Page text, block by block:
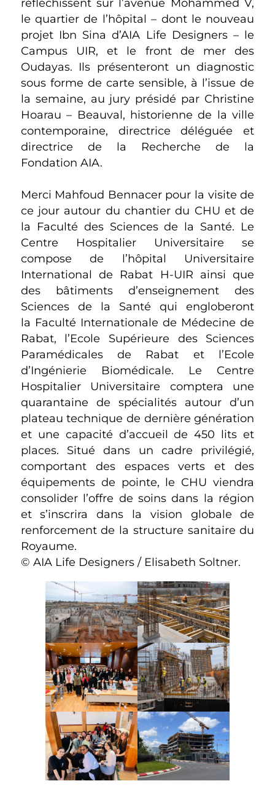
réfléchissent sur l’avenue Mohammed V,
le quartier de l’hôpital – dont le nouveau
projet Ibn Sina d’AIA Life Designers – le
Campus UIR, et le front de mer des
Oudayas. Ils présenteront un diagnostic
sous forme de carte sensible, à l’issue de
la semaine, au jury présidé par Christine
Hoarau – Beauval, historienne de la ville
contemporaine, directrice déléguée et
directrice de la Recherche de la
Fondation AIA.
Merci Mahfoud Bennacer pour la visite de
ce jour autour du chantier du CHU et de
la Faculté des Sciences de la Santé. Le
Centre Hospitalier Universitaire se
compose de l’hôpital Universitaire
International de Rabat H-UIR ainsi que
des bâtiments d’enseignement des
Sciences de la Santé qui engloberont
la Faculté Internationale de Médecine de
Rabat, l’Ecole Supérieure des Sciences
Paramédicales de Rabat et l’Ecole
d’Ingénierie Biomédicale. Le Centre
Hospitalier Universitaire comptera une
quarantaine de spécialités autour d’un
plateau technique de dernière génération
et une capacité d’accueil de 450 lits et
places. Situé dans un cadre privilégié,
comportant des espaces verts et des
équipements de pointe, le CHU viendra
consolider l’offre de soins dans la région
et s’inscrira dans la vision globale de
renforcement de la structure sanitaire du
Royaume.
© AIA Life Designers / Elisabeth Soltner.